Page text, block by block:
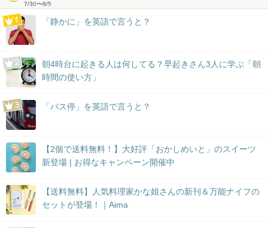
7/30〜8/5
「静かに」を英語で言うと？
朝4時台に起きる人は何してる？早起きさん3人に学ぶ「朝
時間の使い方」
「バス停」を英語で言うと？
【2個で送料無料！】大好評「おかしめいと」のスイーツ
新登場 | お得なキャンペーン開催中
【送料無料】人気料理家かな姐さんの新刊＆万能ナイフの
セットが登場！｜Aima